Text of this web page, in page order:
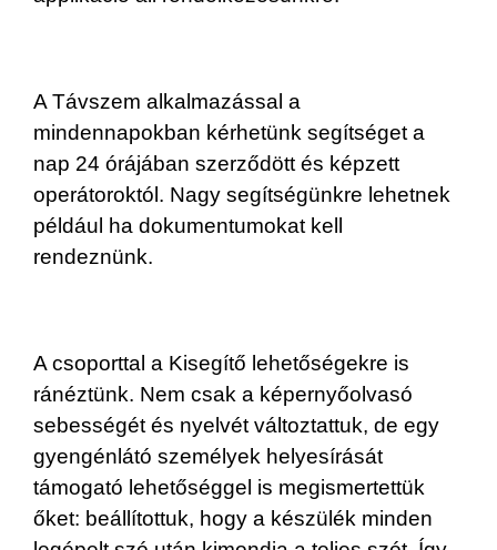
A Távszem alkalmazással a
mindennapokban kérhetünk segítséget a
nap 24 órájában szerződött és képzett
operátoroktól. Nagy segítségünkre lehetnek
például ha dokumentumokat kell
rendeznünk.
A csoporttal a Kisegítő lehetőségekre is
ránéztünk. Nem csak a képernyőolvasó
sebességét és nyelvét változtattuk, de egy
gyengénlátó személyek helyesírását
támogató lehetőséggel is megismertettük
őket: beállítottuk, hogy a készülék minden